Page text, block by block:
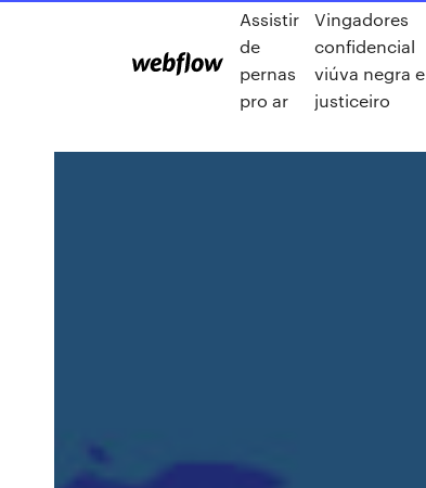
Assistir
de
pernas
pro ar
Vingadores
confidencial
viúva negra e
justiceiro